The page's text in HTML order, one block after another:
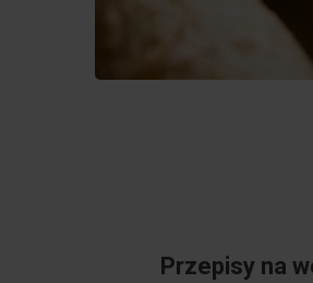
Przepisy na